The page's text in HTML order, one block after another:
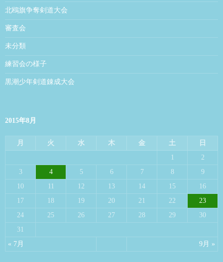
北鴎旗争奪剣道大会
審査会
未分類
練習会の様子
黒潮少年剣道錬成大会
2015年8月
月 火 水 木 金 土 日
« 7月 9月 »
1
2
3
4 5 6 7 8
9
10
11 12 13 14 15
16
17
18 19 20 21 22
23
24
25 26 27 28 29
30
31